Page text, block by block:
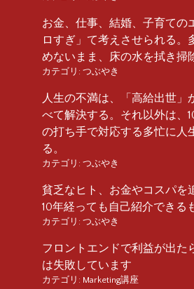
お金、仕事、結婚、子育ての
ロすぎ」て考えさせられる。
めないまま、床の水を拭き掃
カテゴリ: つぶやき
人生の不満は、「高給出世」
べて解決する。それ以外は、
の打ち手で対応する多忙に人
る。
カテゴリ: つぶやき
貧乏なヒト、お金やコスパを
10年経っても自己紹介できる
カテゴリ: つぶやき
フロントエンドで利益が出た
は失敗しています
カテゴリ: Marketing講座